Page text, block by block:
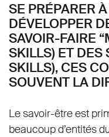
SE PRÉPARER
DÉVELOPPER
SAVOIR-FAIRE
SKILLS) ET DES
SKILLS), CES
SOUVENT LA
Le savoir-être est
beaucoup d’entités